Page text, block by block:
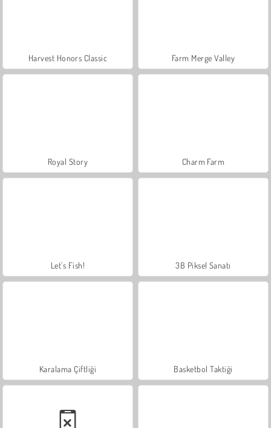
Harvest Honors Classic Farm Merge Valley
Royal Story Charm Farm
Let's Fish! 3B Piksel Sanatı
Karalama Çiftliği Basketbol Taktiği